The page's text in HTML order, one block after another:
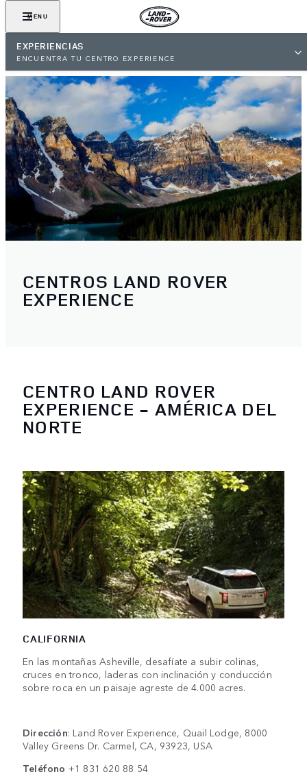
MENU
EXPERIENCIAS
ENCUENTRA TU CENTRO EXPERIENCE
CENTROS LAND ROVER
EXPERIENCE
CENTRO LAND ROVER
EXPERIENCE - AMÉRICA DEL
NORTE
CALIFORNIA
En las montañas Asheville, desafíate a subir colinas,
cruces en tronco, laderas con inclinación y conducción
sobre roca en un paisaje agreste de 4.000 acres.
Dirección: Land Rover Experience, Quail Lodge, 8000
Valley Greens Dr. Carmel, CA, 93923, USA
Teléfono +1 831 620 88 54